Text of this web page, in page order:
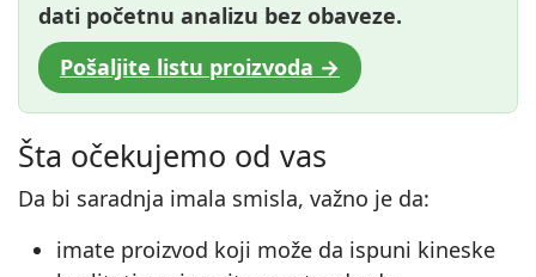
dati početnu analizu bez obaveze.
Pošaljite listu proizvoda →
Šta očekujemo od vas
Da bi saradnja imala smisla, važno je da:
imate proizvod koji može da ispuni kineske